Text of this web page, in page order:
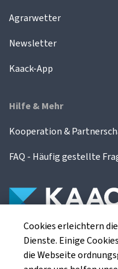
Agrarwetter
Newsletter
Kaack-App
Hilfe & Mehr
Kooperation &
FAQ - Häufig gestellte
Die Kaack Terminhandel
Agrarterminbörsen.
Cookies erleichtern
Dienste. Einige
die Webseite